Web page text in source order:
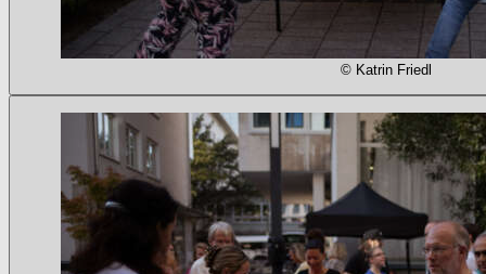
© Katrin Friedl